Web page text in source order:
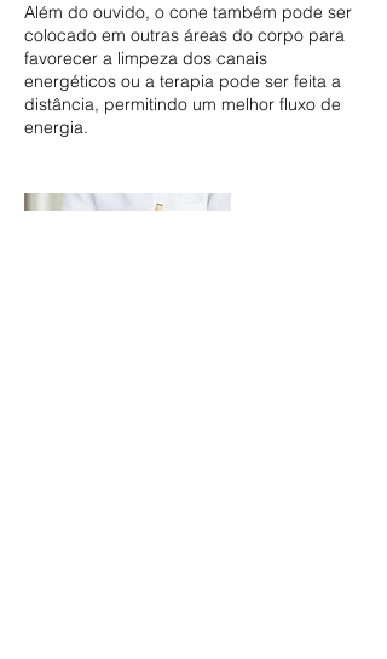
Além do ouvido, o cone também pode ser
colocado em outras áreas do corpo para
favorecer a limpeza dos canais
energéticos ou a terapia pode ser feita a
distância, permitindo um melhor fluxo de
energia.